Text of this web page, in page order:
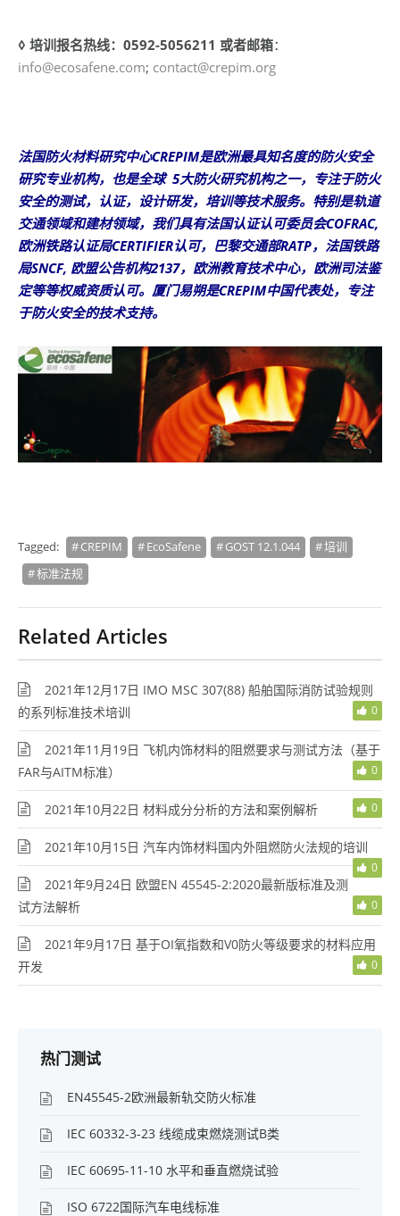
◊ 培训报名热线：0592-5056211 或者邮箱：
info@ecosafene.com; contact@crepim.org
法国防火材料研究中心CREPIM是欧洲最具知名度的防火安全
研究专业机构，也是全球 5大防火研究机构之一，专注于防火
安全的测试，认证，设计研发，培训等技术服务。特别是轨道
交通领域和建材领域，我们具有法国认证认可委员会COFRAC,
欧洲铁路认证局CERTIFIER认可，巴黎交通部RATP，法国铁路
局SNCF, 欧盟公告机构2137，欧洲教育技术中心，欧洲司法鉴
定等等权威资质认可。厦门易朔是CREPIM中国代表处，专注
于防火安全的技术支持。
Tagged: CREPIM EcoSafene GOST 12.1.044
培训
标准法规
Related Articles
2021年12月17日 IMO MSC 307(88) 船舶国际消防试验规则
的系列标准技术培训
0
2021年11月19日 飞机内饰材料的阻燃要求与测试方法（基于
FAR与AITM标准）
0
2021年10月22日 材料成分分析的方法和案例解析 0
2021年10月15日 汽车内饰材料国内外阻燃防火法规的培训
0
2021年9月24日 欧盟EN 45545-2:2020最新版标准及测
试方法解析
0
2021年9月17日 基于OI氧指数和V0防火等级要求的材料应用
开发
0
热门测试
EN45545-2欧洲最新轨交防火标准
IEC 60332-3-23 线缆成束燃烧测试B类
IEC 60695-11-10 水平和垂直燃烧试验
ISO 6722国际汽车电线标准